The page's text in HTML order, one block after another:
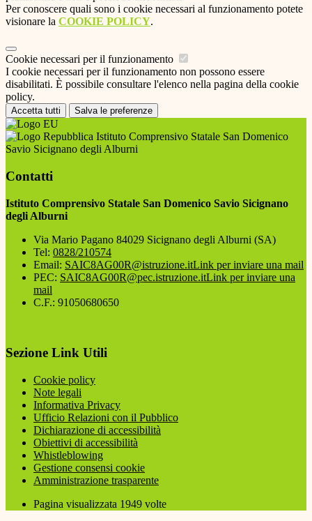
Per conoscere quali sono i cookie necessari al funzionamento potete
visionare la COOKIE POLICY.
Cookie necessari per il funzionamento
I cookie necessari per il funzionamento non possono essere
disabilitati. È possibile consultare l'elenco nella pagina della cookie
policy.
Accetta tutti Salva le preferenze
Istituto Comprensivo Statale San Domenico
Savio Sicignano degli Alburni
Contatti
Istituto Comprensivo Statale San Domenico Savio Sicignano
degli Alburni
Via Mario Pagano 84029 Sicignano degli Alburni (SA)
Tel: 0828/210574
Email: SAIC8AG00R@istruzione.itLink per inviare una mail
PEC: SAIC8AG00R@pec.istruzione.itLink per inviare una
mail
C.F.: 91050680650
Sezione Link Utili
Cookie policy
Note legali
Informativa Privacy
Ufficio Relazioni con il Pubblico
Dichiarazione di accessibilità
Obiettivi di accessibilità
Whistleblowing
Gestione consensi cookie
Amministrazione trasparente
Pagina visualizzata 1949 volte